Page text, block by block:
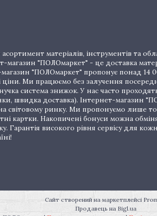
матеріалів, інструментів та
"ПОЛОмаркет" - це доставка
магазин "ПОЛОмаркет" пропонує понад
Ми працюємо без залучення
система знижок. У нас часто
швидка доставка). Інтернет-магазин
світовому ринку. Ми пропонуємо лише
картки. Накопичені бонуси можна
Гарантія високого рівня сервісу для
Сайт створений на маркетплейсі
Продавець на Bigl.ua